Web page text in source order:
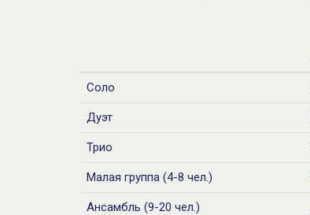
Соло
Дуэт
Трио
Малая группа (4-8 чел.)
Ансамбль (9-20 чел.)